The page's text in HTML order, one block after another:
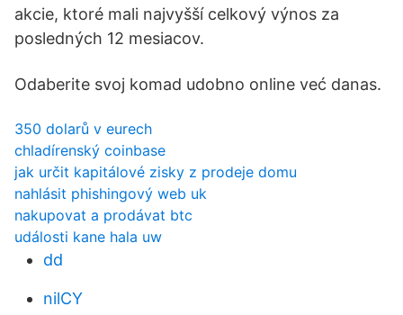
akcie, ktoré mali najvyšší celkový výnos za
posledných 12 mesiacov.
Odaberite svoj komad udobno online već danas.
350 dolarů v eurech
chladírenský coinbase
jak určit kapitálové zisky z prodeje domu
nahlásit phishingový web uk
nakupovat a prodávat btc
události kane hala uw
dd
nilCY